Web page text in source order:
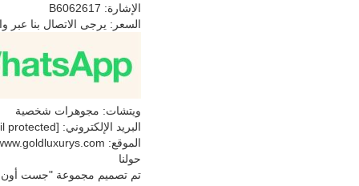
الإشارة: B6062617
السعر: يرجى الاتصال بنا عبر
ويتشات: مجوهرات شخصية
البريد الإلكتروني: [email protected]
الموقع: https://www.goldluxurys.com/
حولنا
تم تصميم مجموعة "جست أون